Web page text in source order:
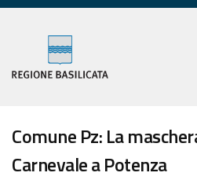
Comune Pz: La
Carnevale a Potenza